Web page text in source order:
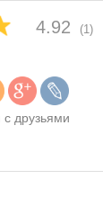
4.92 (1)
с друзьями